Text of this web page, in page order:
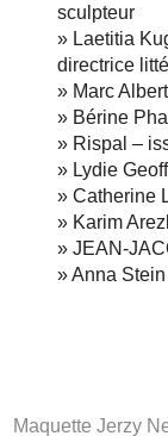
sculpteur
» Laetitia
directrice
» Marc
» Bérine
» Rispal –
» Lydie
» Catherine
» Karim
» JEAN-
» Anna Stein
Maquette Jerzy